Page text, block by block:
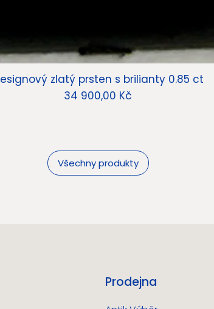
Všechny produkty
zlatý prsten s brilianty 0.85 ct
Cena
34 900,00 Kč
Prodejna